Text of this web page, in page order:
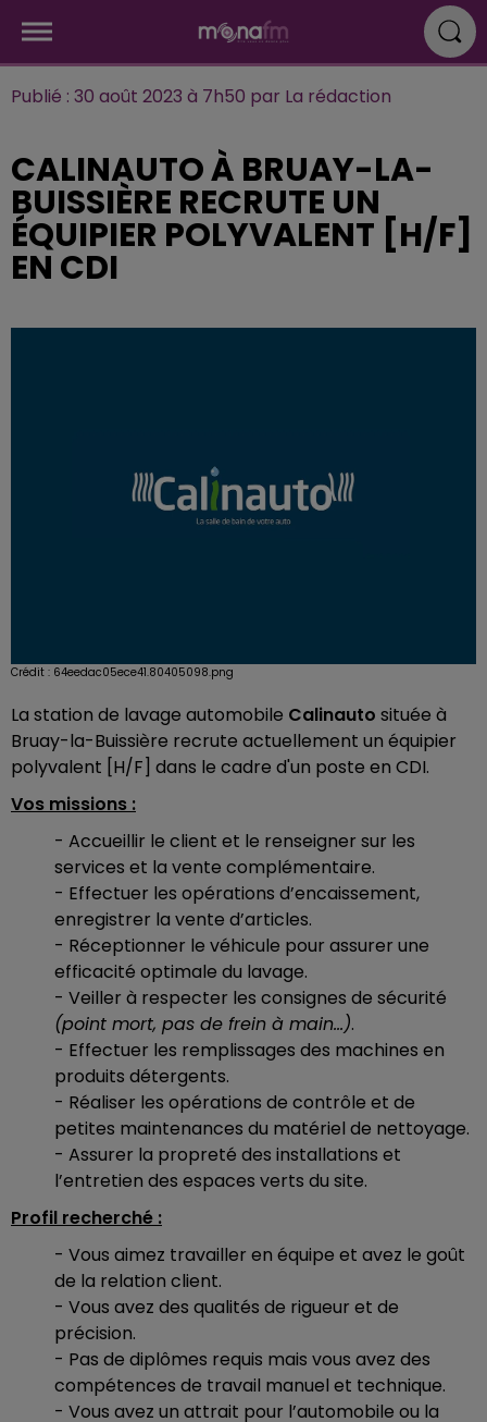
Publié : 30 août 2023 à 7h50 par La rédaction
CALINAUTO À BRUAY-LA-
BUISSIÈRE RECRUTE UN
ÉQUIPIER POLYVALENT [H/F]
EN CDI
Crédit : 64eedac05ece41.80405098.png
La station de lavage automobile Calinauto située à
Bruay-la-Buissière recrute actuellement un équipier
polyvalent [H/F] dans le cadre d'un poste en CDI.
Vos missions :
- Accueillir le client et le renseigner sur les
services et la vente complémentaire.
- Effectuer les opérations d’encaissement,
enregistrer la vente d’articles.
- Réceptionner le véhicule pour assurer une
efficacité optimale du lavage.
- Veiller à respecter les consignes de sécurité
(point mort, pas de frein à main…).
- Effectuer les remplissages des machines en
produits détergents.
- Réaliser les opérations de contrôle et de
petites maintenances du matériel de nettoyage.
- Assurer la propreté des installations et
l’entretien des espaces verts du site.
Profil recherché :
- Vous aimez travailler en équipe et avez le goût
de la relation client.
- Vous avez des qualités de rigueur et de
précision.
- Pas de diplômes requis mais vous avez des
compétences de travail manuel et technique.
- Vous avez un attrait pour l’automobile ou la